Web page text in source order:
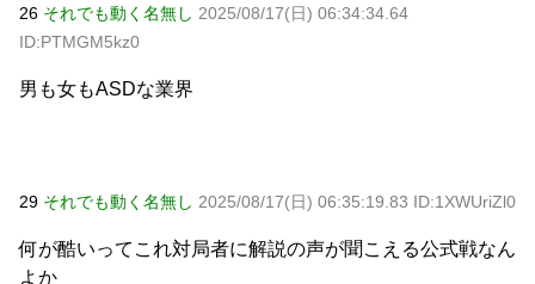
26 それでも動く名無し 2025/08/17(日) 06:34:34.64
ID:PTMGM5kz0
男も女もASDな業界
29 それでも動く名無し 2025/08/17(日) 06:35:19.83 ID:1XWUriZl0
何が酷いってこれ対局者に解説の声が聞こえる公式戦なん
よか